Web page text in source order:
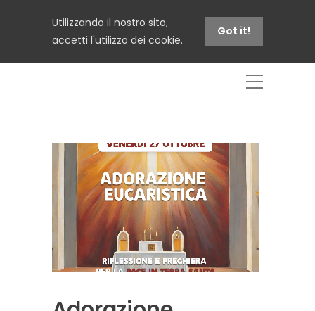
Utilizzando il nostro sito,
accetti l'utilizzo dei cookie.
Got it!